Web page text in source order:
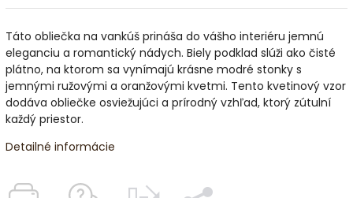
Táto obliečka na vankúš prináša do vášho interiéru jemnú
eleganciu a romantický nádych. Biely podklad slúži ako čisté
plátno, na ktorom sa vynímajú krásne modré stonky s
jemnými ružovými a oranžovými kvetmi. Tento kvetinový vzor
dodáva obliečke osviežujúci a prírodný vzhľad, ktorý zútulní
každý priestor.
Detailné informácie